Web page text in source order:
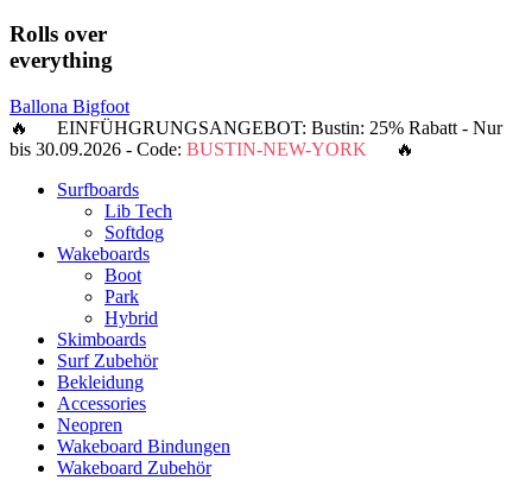
Rolls over
everything
Ballona Bigfoot
🔥 EINFÜHGRUNGSANGEBOT: Bustin: 25% Rabatt - Nur
bis 30.09.2026 - Code: BUSTIN-NEW-YORK 🔥
Surfboards
Lib Tech
Softdog
Wakeboards
Boot
Park
Hybrid
Skimboards
Surf Zubehör
Bekleidung
Accessories
Neopren
Wakeboard Bindungen
Wakeboard Zubehör